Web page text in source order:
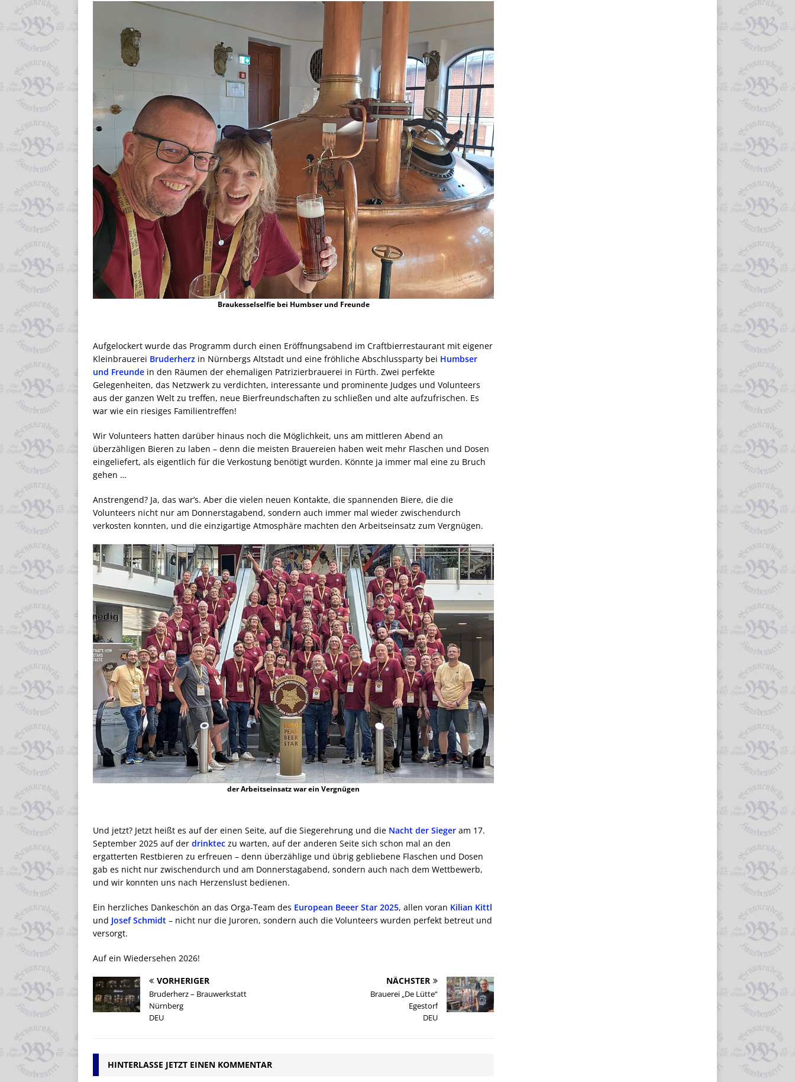
Braukesselselfie bei Humbser und Freunde
Aufgelockert wurde das Programm durch einen Eröffnungsabend im Craftbierrestaurant mit eigener
Kleinbrauerei Bruderherz in Nürnbergs Altstadt und eine fröhliche Abschlussparty bei Humbser
und Freunde in den Räumen der ehemaligen Patrizierbrauerei in Fürth. Zwei perfekte
Gelegenheiten, das Netzwerk zu verdichten, interessante und prominente Judges und Volunteers
aus der ganzen Welt zu treffen, neue Bierfreundschaften zu schließen und alte aufzufrischen. Es
war wie ein riesiges Familientreffen!
Wir Volunteers hatten darüber hinaus noch die Möglichkeit, uns am mittleren Abend an
überzähligen Bieren zu laben – denn die meisten Brauereien haben weit mehr Flaschen und Dosen
eingeliefert, als eigentlich für die Verkostung benötigt wurden. Könnte ja immer mal eine zu Bruch
gehen …
Anstrengend? Ja, das war’s. Aber die vielen neuen Kontakte, die spannenden Biere, die die
Volunteers nicht nur am Donnerstagabend, sondern auch immer mal wieder zwischendurch
verkosten konnten, und die einzigartige Atmosphäre machten den Arbeitseinsatz zum Vergnügen.
der Arbeitseinsatz war ein Vergnügen
Und jetzt? Jetzt heißt es auf der einen Seite, auf die Siegerehrung und die Nacht der Sieger am 17.
September 2025 auf der drinktec zu warten, auf der anderen Seite sich schon mal an den
ergatterten Restbieren zu erfreuen – denn überzählige und übrig gebliebene Flaschen und Dosen
gab es nicht nur zwischendurch und am Donnerstagabend, sondern auch nach dem Wettbewerb,
und wir konnten uns nach Herzenslust bedienen.
Ein herzliches Dankeschön an das Orga-Team des European Beeer Star 2025, allen voran Kilian Kittl
und Josef Schmidt – nicht nur die Juroren, sondern auch die Volunteers wurden perfekt betreut und
versorgt.
Auf ein Wiedersehen 2026!
VORHERIGER
Bruderherz – Brauwerkstatt
Nürnberg
DEU
NÄCHSTER
Brauerei „De Lütte“
Egestorf
DEU
HINTERLASSE JETZT EINEN KOMMENTAR